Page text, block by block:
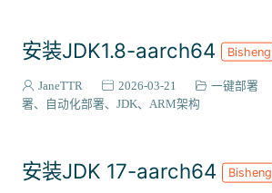
安装JDK1.8-aarch64 Bisheng
JaneTTR 2026-03-21 一键部署
署
自动化部署 JDK ARM架构
安装JDK 17-aarch64 Bisheng